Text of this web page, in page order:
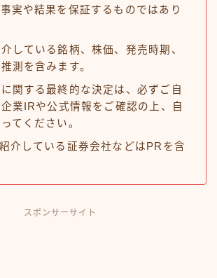
実や結果を保証するものではあり
している銘柄、株価、発売時期、
測を含みます。
関する最終的な決定は、必ずご自
業IRや公式情報をご確認の上、自
てください。
介している証券会社などはPRを含
スポンサーサイト